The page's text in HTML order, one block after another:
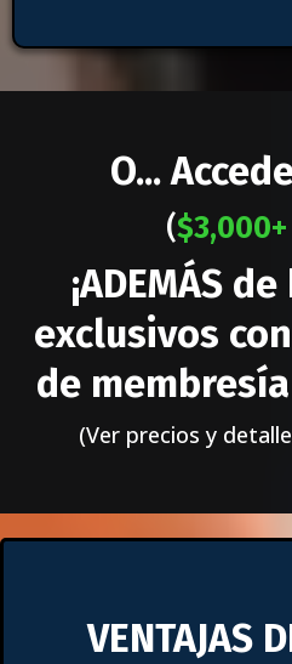
O...
(
¡ADEMÁS
exclusivos
de
(Ver precios y
VENTAJAS